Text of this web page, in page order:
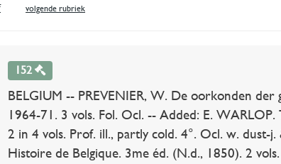
volgende rubriek
152
BELGIUM -- PREVENIER, W. De oorkonden der
1964-71. 3 vols. Fol. Ocl. -- Added: E.
2 in 4 vols. Prof. ill., partly cold. 4°. Ocl. w. dust-j.
Histoire de Belgique. 3me éd. (N.d., 1850). 2